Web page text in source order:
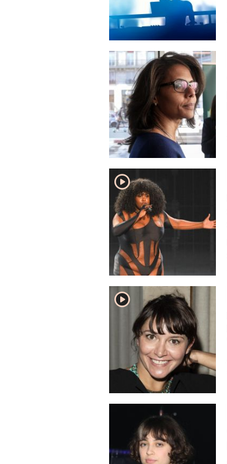
player2
player2